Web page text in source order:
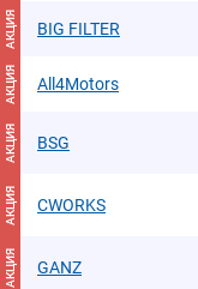
АКЦИЯ BIG FILTER
АКЦИЯ All4Motors
АКЦИЯ BSG
АКЦИЯ CWORKS
АКЦИЯ GANZ